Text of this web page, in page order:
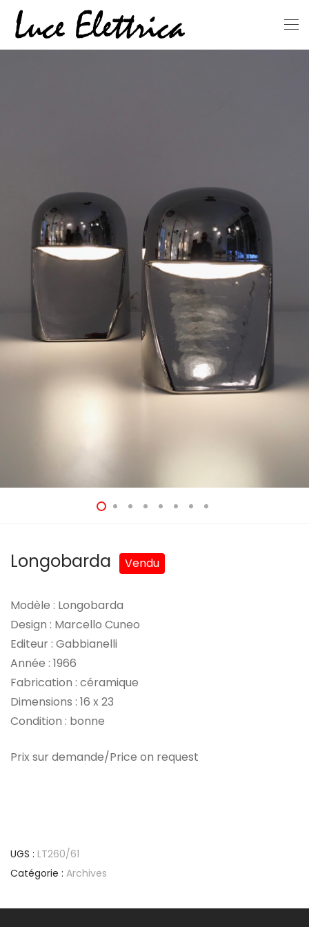
Longobarda
Modèle : Longobarda
Design : Marcello Cuneo
Editeur : Gabbianelli
Année : 1966
Fabrication : céramique
Dimensions : 16 x 23
Condition : bonne
Prix sur demande/Price on request
UGS : LT260/61
Catégorie : Archives